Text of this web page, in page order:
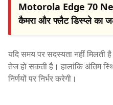
Motorola Edge 70
कैमरा और फ्लैट डिस्प्ले का
यदि समय पर सदस्यता नहीं मिलती
तेज हो सकती है। हालांकि अंतिम
निर्णयों पर निर्भर करेगी।